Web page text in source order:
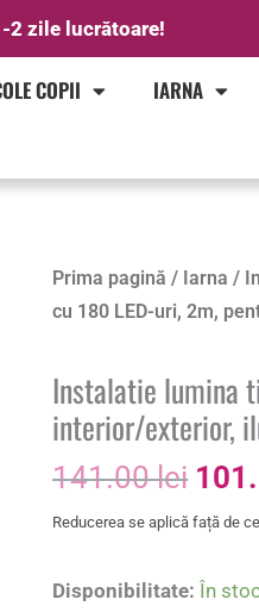
2 zile lucrătoare!
COPII
IARNA
Prima pagină / Iarna /
cu 180 LED-uri, 2m,
Instalatie lumina
interior/exterior,
141.00lei
fost:
Reducerea se aplică față de
Disponibilitate: În
Cantitate
Instalatie
tip
perdea
cu
180
LED-
2m,